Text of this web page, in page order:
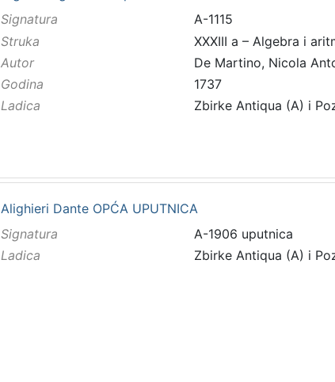
Signatura
A-1115
Struka
XXXIII a – Algebra i
Autor
De Martino, Nicola
Godina
1737
Ladica
Zbirke Antiqua (A) i
Alighieri Dante OPĆA UPUTNICA
Signatura
A-1906 uputnica
Ladica
Zbirke Antiqua (A) i